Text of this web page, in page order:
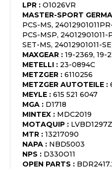
LPR : O1026VR
MASTER-SPORT
PCS-MS,
PCS-MSP, 24012901011-
SET-MS, 24012901011-
MAXGEAR : 19-2369, 19-
METELLI : 23-0894C
METZGER : 6110256
METZGER AUTOTEILE :
MEYLE : 615 521 6047
MGA : D1718
MINTEX : MDC2019
MOTAQUIP : LVBD1297Z
MTR : 13217090
NAPA : NBD5003
NPS : D330O11
OPEN PARTS :